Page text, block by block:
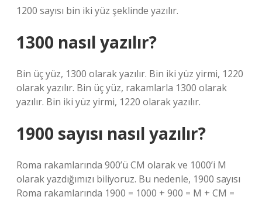
1200 sayısı bin iki yüz şeklinde yazılır.
1300 nasıl yazılır?
Bin üç yüz, 1300 olarak yazılır. Bin iki yüz yirmi, 1220
olarak yazılır. Bin üç yüz, rakamlarla 1300 olarak
yazılır. Bin iki yüz yirmi, 1220 olarak yazılır.
1900 sayısı nasıl yazılır?
Roma rakamlarında 900’ü CM olarak ve 1000’i M
olarak yazdığımızı biliyoruz. Bu nedenle, 1900 sayısı
Roma rakamlarında 1900 = 1000 + 900 = M + CM =